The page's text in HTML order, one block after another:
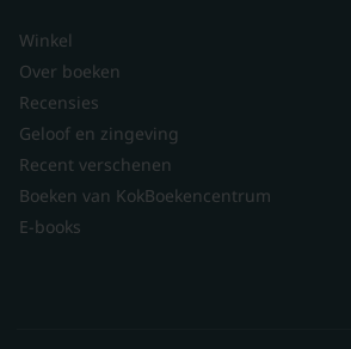
Winkel
Over boeken
Recensies
Geloof en zingeving
Recent verschenen
Boeken van KokBoekencentrum
E-books